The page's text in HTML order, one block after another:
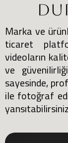
Marka ve
ticaret
videoların
ve
sayesinde,
ile fotoğraf